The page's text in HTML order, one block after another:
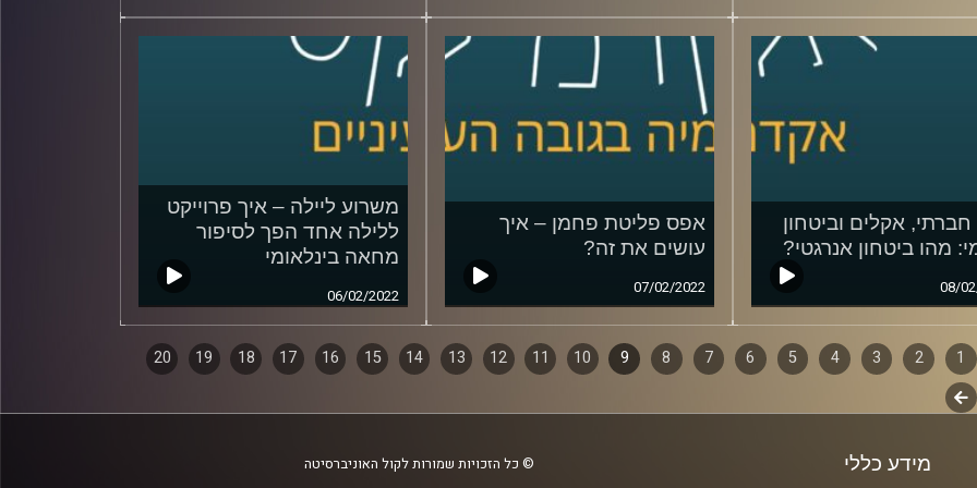
אקלים וביטחון
מהו ביטחון אנרגטי?
08/
אפס פליטת פחמן – איך
עושים את זה?
07/02/2022
משרוע ליילה – איך פרוייקט
ללילה אחד הפך לסיפור
מחאה בינלאומי
06/02/2022
1
2
3
4
5
6
7
8
9
10
11
12
13
14
15
16
17
18
19
20
לשלב
מידע כללי © כל הזכויות שמורות לקול האוניברסיטה